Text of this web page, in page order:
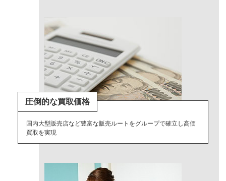
圧倒的な買取価格
国内大型販売店など豊富な販売ルートをグループで確立し高価
買取を実現